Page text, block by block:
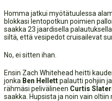
Homma jatkui myötätuulessa
blokkasi lentopotkun poimien
saakka 23 jaardisella
siltä, että vesipedot cruisailevat
No, ei sitten ihan.
Ensin Zach Whitehead heitti
jonka Ben Hellettpalautti pohjiin
rähmäsi pelivälineen Curtis
saakka. Hupsista ja noin vain oltiin